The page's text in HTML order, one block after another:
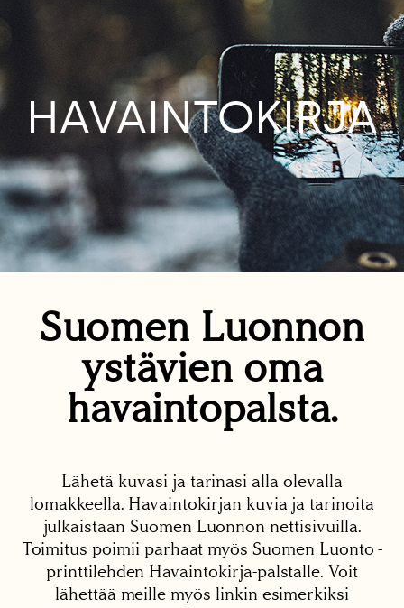
HAVAINTOKIRJA
Suomen Luonnon
ystävien oma
havaintopalsta.
Lähetä kuvasi ja tarinasi alla olevalla
lomakkeella. Havaintokirjan kuvia ja tarinoita
julkaistaan Suomen Luonnon nettisivuilla.
Toimitus poimii parhaat myös Suomen Luonto -
printtilehden Havaintokirja-palstalle. Voit
lähettää meille myös linkin esimerkiksi